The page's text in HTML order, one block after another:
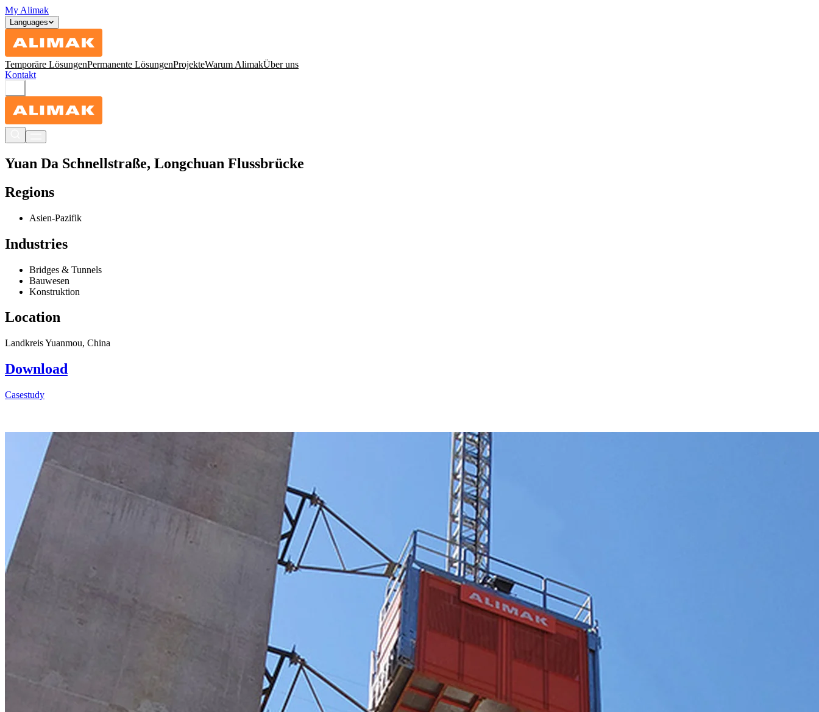
My Alimak
Languages
Temporäre LösungenPermanente LösungenProjekteWarum AlimakÜber uns
Kontakt
Yuan Da Schnellstraße, Longchuan Flussbrücke
Regions
Asien-Pazifik
Industries
Bridges & Tunnels
Bauwesen
Konstruktion
Location
Landkreis Yuanmou, China
Download
Casestudy